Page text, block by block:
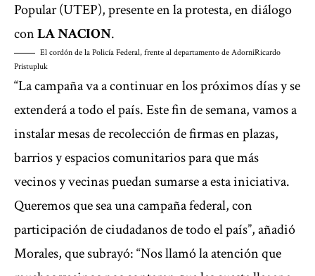
Popular (UTEP), presente en la protesta, en diálogo
conLA NACION.
El cordón de la Policía Federal, frente al departamento de AdorniRicardo
Pristupluk
“La campaña va a continuar en los próximos días y se
extenderá a todo el país. Este fin de semana, vamos a
instalar mesas de recolección de firmas en plazas,
barrios y espacios comunitarios para que más
vecinos y vecinas puedan sumarse a esta iniciativa.
Queremos que sea una campaña federal, con
participación de ciudadanos de todo el país”, añadió
Morales, que subrayó: “Nos llamó la atención que